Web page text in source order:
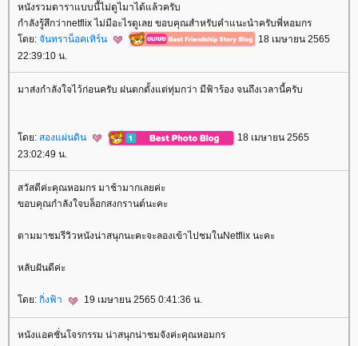
หนังรวมดาราแบบนี้ไม่ดูไมาได้แล้วครับ
กำลังรู้สึกว่าnetflix ไม่มีอะไรดูเลย ขอบคุณสำหรับคำแนะนำครับพี่หอมกร
ดย: จันทราน็อคเทิร์น
18 เมษายน 2565
22:39:10 น.
มาส่งกำลังใจไว้ก่อนครับ ฝนตกตั้งแต่ทุ่มกว่า มีฟ้าร้อง จนถึงเวลานี้ครับ
ดย: สองแผ่นดิน
18 เมษายน 2565
23:02:49 น.
สวัสดีค่ะคุณหอมกร มาช้ามากเลยค่ะ
ขอบคุณกำลังใจบล็อกสงกรานต์นะคะ
ตามมาชมรีวิวหนังน่าสนุกนะคะจะลองเข้าไปชมในNetflix นะคะ
หลับฝันดีค่ะ
ดย: กิ่งฟ้า 19 เมษายน 2565 0:41:36 น.
หนังแอคชั่นโจรกรรม น่าสนุกน่าชมจังค่ะคุณหอมกร